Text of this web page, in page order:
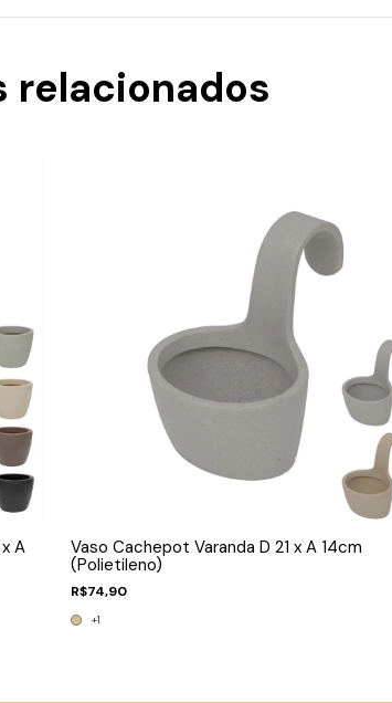
relacionados
A
Vaso Cachepot Varanda D 21 x A 14cm
(Polietileno)
R$74,90
+1